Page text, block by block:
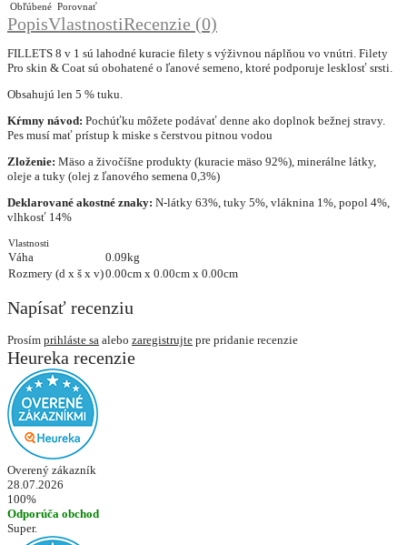
Obľúbené Porovnať
PopisVlastnostiRecenzie (0)
FILLETS 8 v 1 sú lahodné kuracie filety s výživnou náplňou vo vnútri. Filety
Pro skin & Coat sú obohatené o ľanové semeno, ktoré podporuje lesklosť srsti.
Obsahujú len 5 % tuku.
Kŕmny návod: Pochúťku môžete podávať denne ako doplnok bežnej stravy.
Pes musí mať prístup k miske s čerstvou pitnou vodou
Zloženie: Mäso a živočíšne produkty (kuracie mäso 92%), minerálne látky,
oleje a tuky (olej z ľanového semena 0,3%)
Deklarované akostné znaky: N-látky 63%, tuky 5%, vláknina 1%, popol 4%,
vlhkosť 14%
Vlastnosti
Váha
0.09kg
Rozmery (d x š x v)0.00cm x 0.00cm x 0.00cm
Napísať recenziu
Prosím prihláste sa alebo zaregistrujte pre pridanie recenzie
Heureka recenzie
Overený zákazník
28.07.2026
100%
Odporúča obchod
Super.